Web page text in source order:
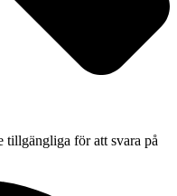
tillgängliga för att svara på